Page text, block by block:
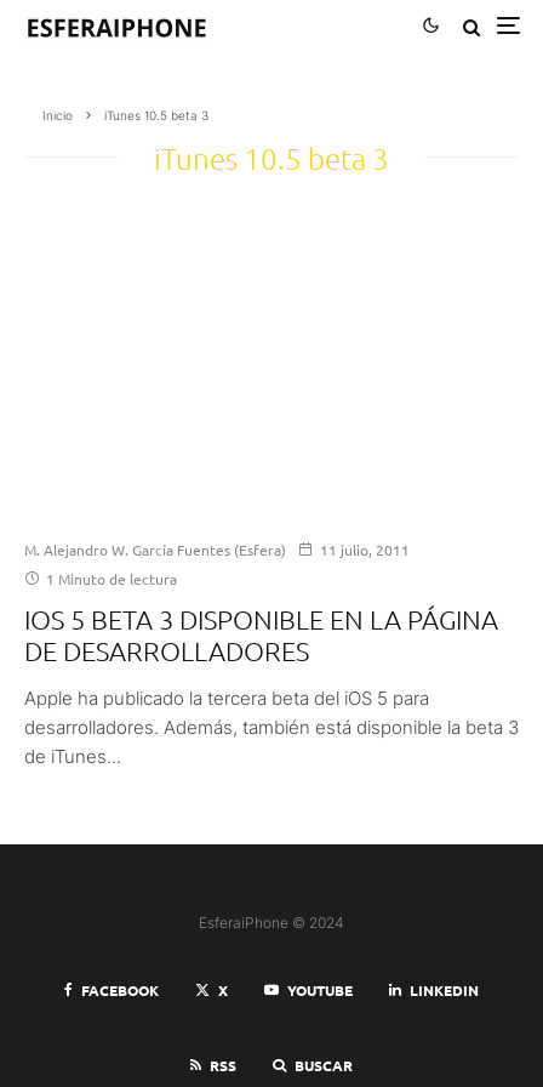
Inicio iTunes 10.5 beta 3
iTunes 10.5 beta 3
M. Alejandro W. García Fuentes (Esfera)
11 julio, 2011
1 Minuto de lectura
IOS 5 BETA 3 DISPONIBLE EN LA PÁGINA
DE DESARROLLADORES
Apple ha publicado la tercera beta del iOS 5 para
desarrolladores. Además, también está disponible la beta 3
de iTunes...
EsferaiPhone © 2024
FACEBOOK X YOUTUBE LINKEDIN
RSS BUSCAR